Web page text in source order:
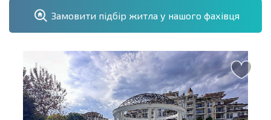
Замовити підбір житла у нашого фахівця